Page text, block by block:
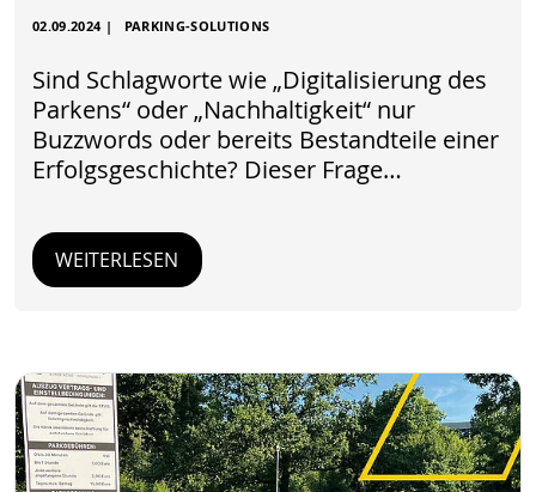
02.09.2024 | PARKING-SOLUTIONS
Sind Schlagworte wie „Digitalisierung des
Parkens“ oder „Nachhaltigkeit“ nur
Buzzwords oder bereits Bestandteile einer
Erfolgsgeschichte? Dieser Frage…
WEITERLESEN